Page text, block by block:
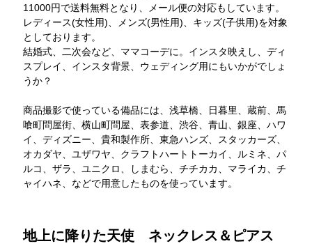
11000円で送料無料となり、メール便の対応もしています。
レディース(女性用)、メンズ(男性用)、キッズ(子供用)を対象
としております。
結婚式、二次会など、ママコーデに。インスタ映えし、ディ
スプレイ、インスタ背景、ウェディング用にもいかがでしょ
うか？
商品撮影で使っている備品には、浅草橋、日暮里、蔵前、馬
喰町問屋街、横山町問屋、表参道、渋谷、青山、銀座、ハワ
イ、ディズニー、貴和製作所、東急ハンズ、スタッカーズ、
オカダヤ、ユザワヤ、クラフトハートトーカイ、ルミネ、パ
ルコ、ザラ、ユニクロ、しまむら、チチカカ、マライカ、チ
ャイハネ、などで用意したものを使っています。
地上に降りた天使 ネックレス＆ピアス